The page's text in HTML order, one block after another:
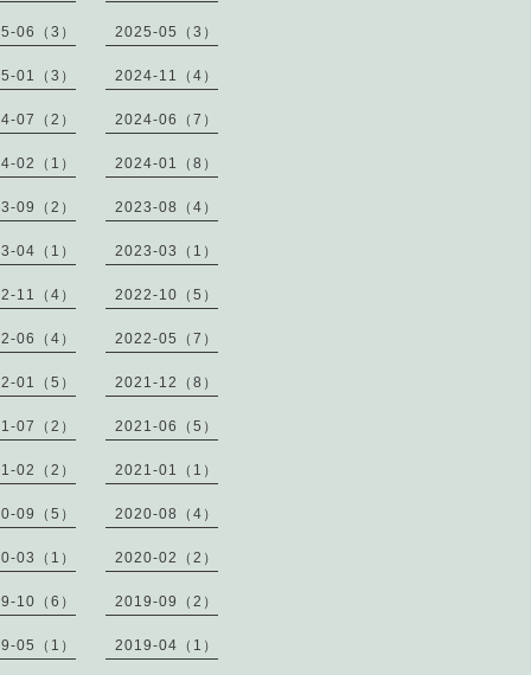
06（3） 2025-05（3）
01（3） 2024-11（4）
07（2） 2024-06（7）
02（1） 2024-01（8）
09（2） 2023-08（4）
04（1） 2023-03（1）
11（4） 2022-10（5）
06（4） 2022-05（7）
01（5） 2021-12（8）
07（2） 2021-06（5）
02（2） 2021-01（1）
09（5） 2020-08（4）
03（1） 2020-02（2）
10（6） 2019-09（2）
05（1） 2019-04（1）